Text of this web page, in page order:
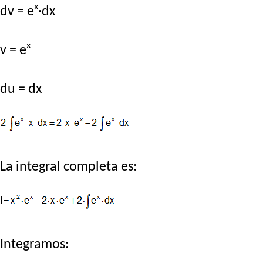
dv = eˣ·dx
v = eˣ
du = dx
La integral completa es:
Integramos: